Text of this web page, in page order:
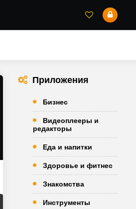
Приложения
Бизнес
Видеоплееры и
редакторы
Еда и напитки
Здоровье и фитнес
Знакомства
Инструменты